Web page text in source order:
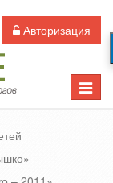
Авторизация
Toggle